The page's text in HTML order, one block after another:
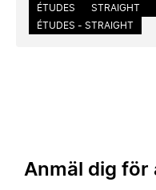
ÉTUDES STRAIGHT
ÉTUDES - STRAIGHT
Anmäl dig för